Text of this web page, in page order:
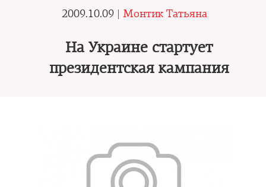
2009.10.09 | Монтик Татьяна
На Украине стартует
президентская кампания